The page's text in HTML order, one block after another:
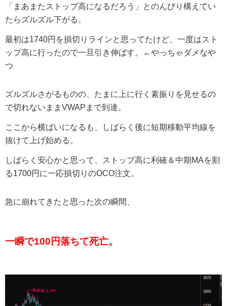
「まあまたストップ高になるだろう」とのんびり構えてい
たらズルズル下がる。
最初は1740円を損切りラインと思ってたけど、一度はスト
ップ高に行ったので一旦引き伸ばす。←やっちゃダメなや
つ
ズルズルさがるものの、たまに上に行く素振りを見せるの
で切れないままVWAPまで到達。
ここから横ばいになるも、しばらく後に短期移動平均線を
抜けて上げ始める。
しばらく安心かと思って、ストップ高に利確＆中期MAを割
る1700円に一応損切りのOCO注文。
急に崩れてきたと思った次の瞬間、
一瞬で100円落ちて死亡。